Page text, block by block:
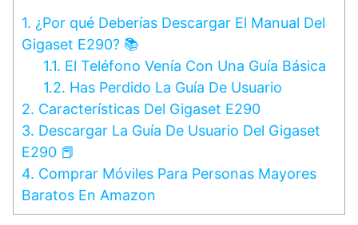
1. ¿Por qué Deberías Descargar El Manual Del
Gigaset E290? 📚
1.1. El Teléfono Venía Con Una Guía Básica
1.2. Has Perdido La Guía De Usuario
2. Características Del Gigaset E290
3. Descargar La Guía De Usuario Del Gigaset
E290 📕
4. Comprar Móviles Para Personas Mayores
Baratos En Amazon